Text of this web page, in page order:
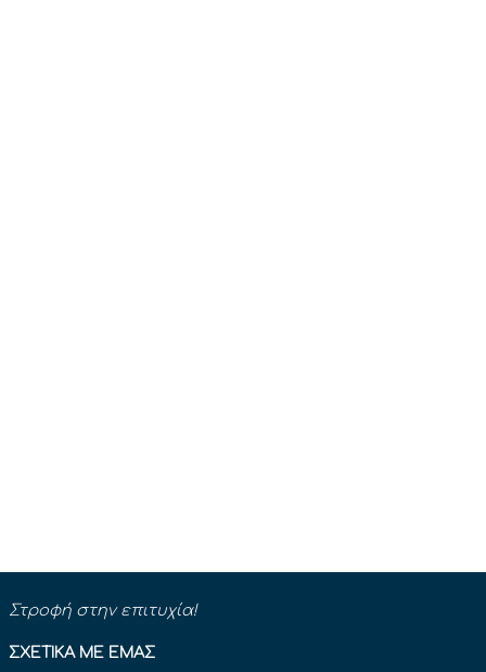
Στροφή στην επιτυχία!
ΣΧΕΤΙΚΆ ΜΕ ΕΜΆΣ